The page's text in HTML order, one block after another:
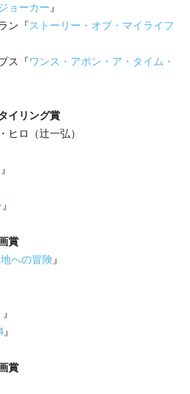
ジョーカー 』
ン『ストーリー・オブ・マイライフ
ス『ワンス・アポン・ア・タイム・
イリング賞
ヒロ（辻一弘）
』
』
賞
への冒険 』
』
』
賞